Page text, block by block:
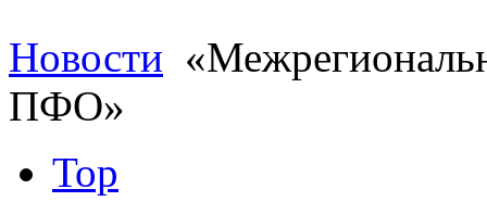
Новости
ПФО»
Top